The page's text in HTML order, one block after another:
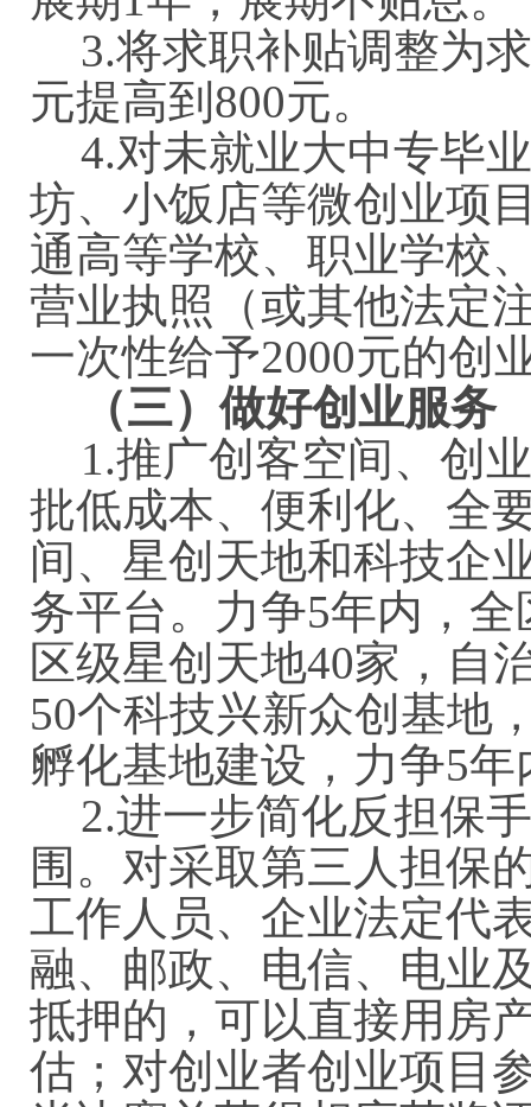
3.将求职补贴调整为
元提高到800元。
4.对未就业大中专毕
坊、小饭店等微创业项
通高等学校、职业学校
营业执照（或其他法定
一次性给予2000元的创
（三）做好创业服务
1.推广创客空间、创
批低成本、便利化、全
间、星创天地和科技企
务平台。力争5年内，
区级星创天地40家，自
50个科技兴新众创基地
孵化基地建设，力争5
2.进一步简化反担保
围。对采取第三人担保
工作人员、企业法定代
融、邮政、电信、电业
抵押的，可以直接用房
估；对创业者创业项目